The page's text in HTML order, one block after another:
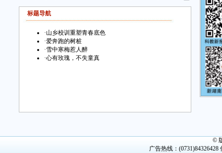
标题导航
·山乡校训重塑青春底色
·爱奔跑的树桩
·雪中寒梅惹人醉
·心有玫瑰，不失童真
©
广告热线：(0731)84326428